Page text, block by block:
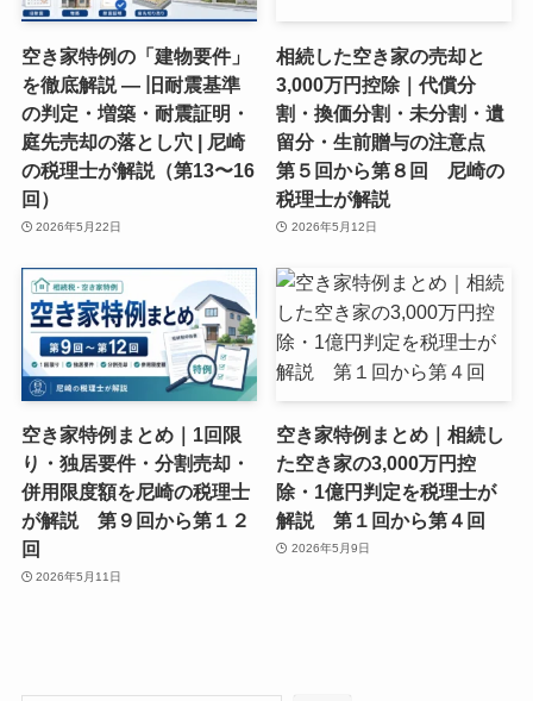
空き家特例の「建物要件」
を徹底解説 ― 旧耐震基準
の判定・増築・耐震証明・
庭先売却の落とし穴 | 尼崎
の税理士が解説（第13〜16
回）
2026年5月22日
相続した空き家の売却と
3,000万円控除｜代償分
割・換価分割・未分割・遺
留分・生前贈与の注意点
第５回から第８回 尼崎の
税理士が解説
2026年5月12日
空き家特例まとめ｜1回限
り・独居要件・分割売却・
併用限度額を尼崎の税理士
が解説 第９回から第１２
回
2026年5月11日
空き家特例まとめ｜相続し
た空き家の3,000万円控
除・1億円判定を税理士が
解説 第１回から第４回
2026年5月9日